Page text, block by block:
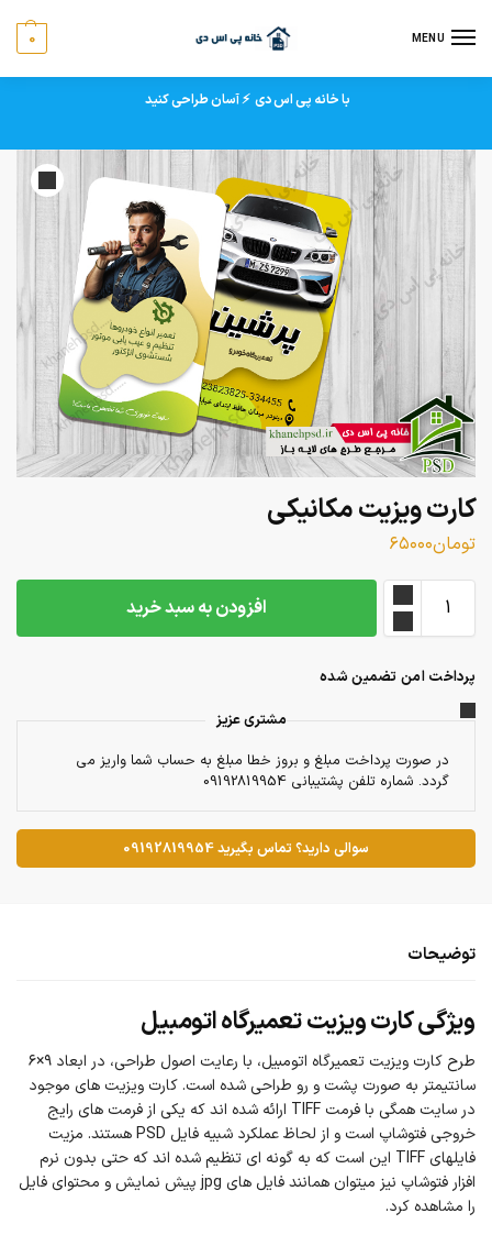
MENU
0
با خانه پی اس دی ⚡ آسان طراحی کنید
کارت ویزیت مکانیکی
تومان۶۵۰۰۰
افزودن به سبد خرید
پرداخت امن تضمین شده
مشتری عزیز
در صورت پرداخت مبلغ و بروز خطا مبلغ به حساب شما واریز می
گردد. شماره تلفن پشتیبانی 09192819954
سوالی دارید؟ تماس بگیرید 09192819954
توضیحات
ویژگی کارت ویزیت تعمیرگاه اتومبیل
طرح کارت ویزیت تعمیرگاه اتومبیل، با رعایت اصول طراحی، در ابعاد ۹×۶
سانتیمتر به صورت پشت و رو طراحی شده است. کارت ویزیت های موجود
در سایت همگی با فرمت TIFF ارائه شده اند که یکی از فرمت های رایج
خروجی فتوشاپ است و از لحاظ عملکرد شبیه فایل PSD هستند. مزیت
فایلهای TIFF این است که به گونه ای تنظیم شده اند که حتی بدون نرم
افزار فتوشاپ نیز میتوان همانند فایل های jpg پیش نمایش و محتوای فایل
را مشاهده کرد.